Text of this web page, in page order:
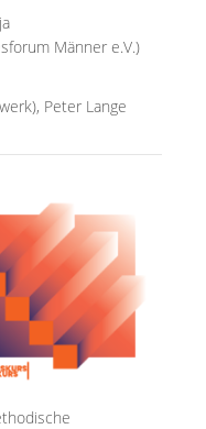
Männer e.V.)
Peter Lange